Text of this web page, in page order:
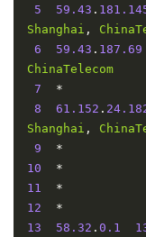
5
59.43 .
Shanghai ,
6
59.43 . 187.69
ChinaTelecom
7
*
8
61.152 .
Shanghai ,
9
*
10
*
11
*
12
*
13
58.32 . 0.1